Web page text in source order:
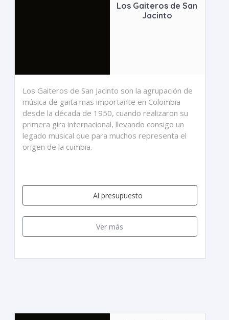
Los Gaiteros de San
Jacinto
Los Gaiteros de San Jacinto son la agrupación de
música de gaita mas importante en Colombia
desde la década de 1950, cuando realizaron su
primera gira internacional, llevando consigo un
legado musical que para muchos representa el
origen de la cumbia.
Al presupuesto
Ver más